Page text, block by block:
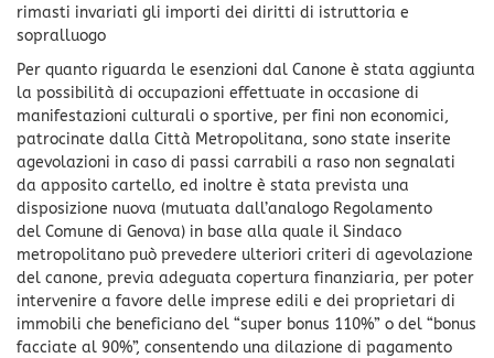
rimasti invariati gli importi dei diritti di istruttoria e
sopralluogo
Per quanto riguarda le esenzioni dal Canone è stata aggiunta
la possibilità di occupazioni effettuate in occasione di
manifestazioni culturali o sportive, per fini non economici,
patrocinate dalla Città Metropolitana, sono state inserite
agevolazioni in caso di passi carrabili a raso non segnalati
da apposito cartello, ed inoltre è stata prevista una
disposizione nuova (mutuata dall’analogo Regolamento
del Comune di Genova) in base alla quale il Sindaco
metropolitano può prevedere ulteriori criteri di agevolazione
del canone, previa adeguata copertura finanziaria, per poter
intervenire a favore delle imprese edili e dei proprietari di
immobili che beneficiano del “super bonus 110%” o del “bonus
facciate al 90%”, consentendo una dilazione di pagamento